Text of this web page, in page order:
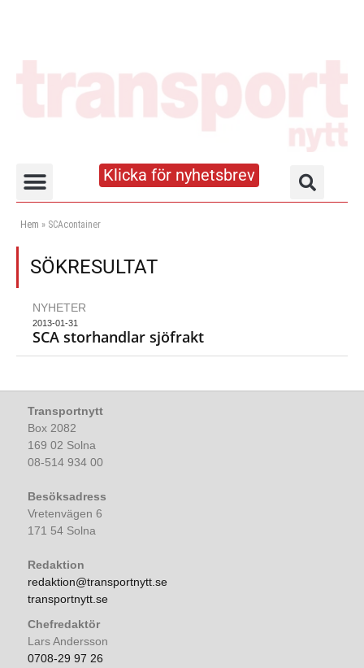
Klicka för nyhetsbrev
Hem » SCAcontainer
SÖKRESULTAT
NYHETER
2013-01-31
SCA storhandlar sjöfrakt
Transportnytt
Box 2082
169 02 Solna
08-514 934 00
Besöksadress
Vretenvägen 6
171 54 Solna
Redaktion
redaktion@transportnytt.se
transportnytt.se
Chefredaktör
Lars Andersson
0708-29 97 26